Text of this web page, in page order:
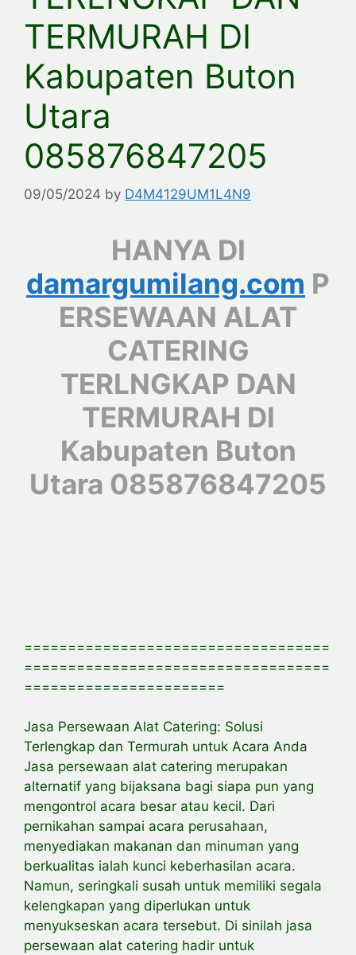
TERMURAH DI
Kabupaten Buton
Utara
085876847205
09/05/2024 by D4M4129UM1L4N9
HANYA DI
damargumilang.com P
ERSEWAAN ALAT
CATERING
TERLNGKAP DAN
TERMURAH DI
Kabupaten Buton
Utara 085876847205
===================================
===================================
=======================
Jasa Persewaan Alat Catering: Solusi
Terlengkap dan Termurah untuk Acara Anda
Jasa persewaan alat catering merupakan
alternatif yang bijaksana bagi siapa pun yang
mengontrol acara besar atau kecil. Dari
pernikahan sampai acara perusahaan,
menyediakan makanan dan minuman yang
berkualitas ialah kunci keberhasilan acara.
Namun, seringkali susah untuk memiliki segala
kelengkapan yang diperlukan untuk
menyukseskan acara tersebut. Di sinilah jasa
persewaan alat catering hadir untuk